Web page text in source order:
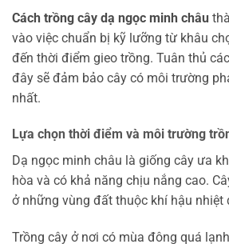
Cách trồng cây dạ ngọc minh châu
vào việc chuẩn bị kỹ lưỡng từ khâu
đến thời điểm gieo trồng. Tuân thủ
đây sẽ đảm bảo cây có môi trường
nhất.
Lựa chọn thời điểm và môi trường
Dạ ngọc minh châu là giống cây ưa
hòa và có khả năng chịu nắng cao.
ở những vùng đất thuộc khí hậu nhiệt
Trồng cây ở nơi có mùa đông quá